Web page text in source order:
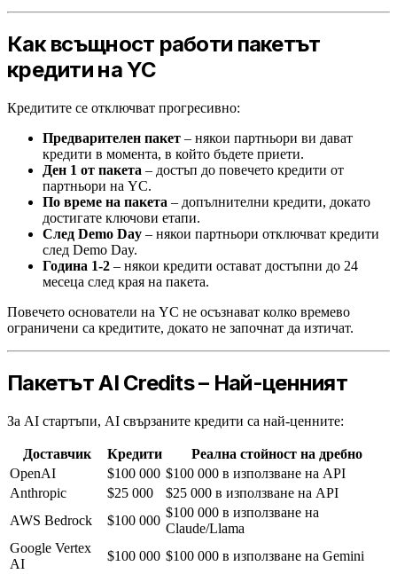
Как всъщност работи пакетът
кредити на YC
Кредитите се отключват прогресивно:
Предварителен пакет – някои партньори ви дават
кредити в момента, в който бъдете приети.
Ден 1 от пакета – достъп до повечето кредити от
партньори на YC.
По време на пакета – допълнителни кредити, докато
достигате ключови етапи.
След Demo Day – някои партньори отключват кредити
след Demo Day.
Година 1-2 – някои кредити остават достъпни до 24
месеца след края на пакета.
Повечето основатели на YC не осъзнават колко времево
ограничени са кредитите, докато не започнат да изтичат.
Пакетът AI Credits – Най-ценният
За AI стартъпи, AI свързаните кредити са най-ценните:
Доставчик Кредити
Реална стойност на дребно
OpenAI
$100 000 $100 000 в използване на API
Anthropic
$25 000
$25 000 в използване на API
AWS Bedrock
$100 000
$100 000 в използване на
Claude/Llama
Google Vertex
AI
$100 000 $100 000 в използване на Gemini